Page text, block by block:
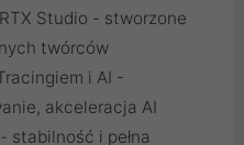
Studio - stworzone
twórców
i AI -
akceleracja AI
stabilność i pełna